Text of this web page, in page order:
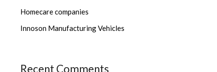
Homecare companies
Innoson Manufacturing Vehicles
Recent Comments